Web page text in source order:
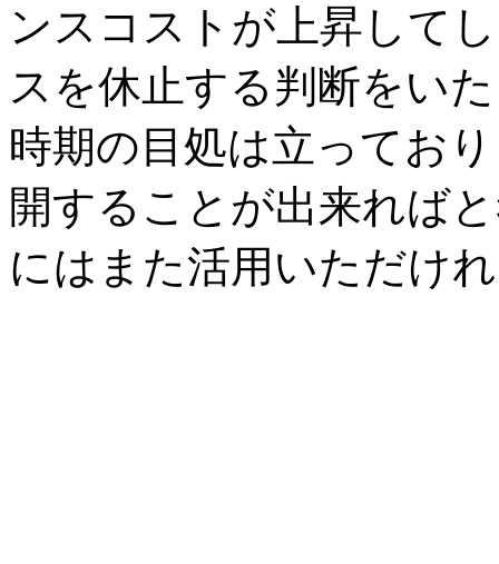
ンスコストが上昇して
スを休止する判断をい
時期の目処は立ってお
開することが出来れば
にはまた活用いただけ